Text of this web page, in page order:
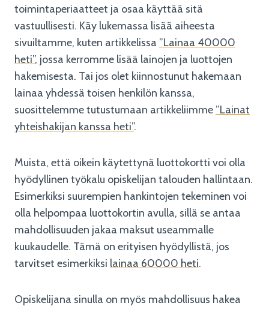
toimintaperiaatteet ja osaa käyttää sitä
vastuullisesti. Käy lukemassa lisää aiheesta
sivuiltamme, kuten artikkelissa ”Lainaa 40000
heti”, jossa kerromme lisää lainojen ja luottojen
hakemisesta. Tai jos olet kiinnostunut hakemaan
lainaa yhdessä toisen henkilön kanssa,
suosittelemme tutustumaan artikkeliimme ”Lainat
yhteishakijan kanssa heti”.
Muista, että oikein käytettynä luottokortti voi olla
hyödyllinen työkalu opiskelijan talouden hallintaan.
Esimerkiksi suurempien hankintojen tekeminen voi
olla helpompaa luottokortin avulla, sillä se antaa
mahdollisuuden jakaa maksut useammalle
kuukaudelle. Tämä on erityisen hyödyllistä, jos
tarvitset esimerkiksi lainaa 60000 heti.
Opiskelijana sinulla on myös mahdollisuus hakea